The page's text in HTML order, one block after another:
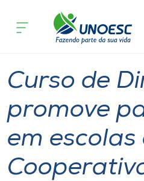
Cursos
Atendimento ao Estudante
Portal de Ensino
acontece
Curso de
promove
em escolas